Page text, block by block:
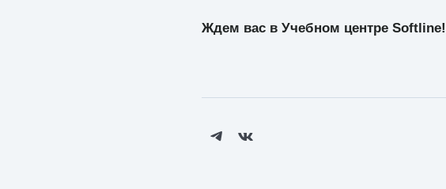
Ждем вас в Учебном центре Softline!